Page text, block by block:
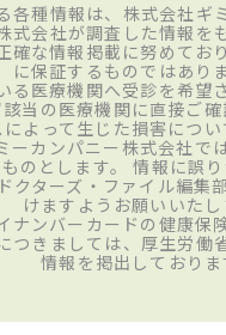
各種情報は、株式会社ギ
式会社が調査した情報を
確な情報掲載に努めてお
に保証するものではあり
る医療機関へ受診を希望
当の医療機関に直接ご確
よって生じた損害につ
ーカンパニー株式会社で
のとします。 情報に誤
クターズ・ファイル編集
けますようお願いいたし
ナンバーカードの健康保
つきましては、厚生労働
情報を掲出しておりま